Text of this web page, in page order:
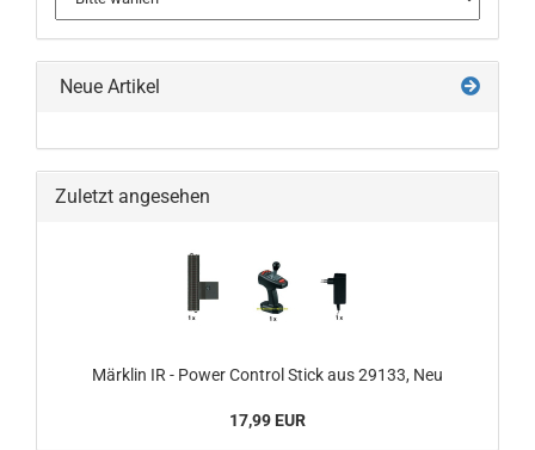
Neue Artikel
Zuletzt angesehen
Märklin IR - Power Control Stick aus 29133, Neu
17,99 EUR